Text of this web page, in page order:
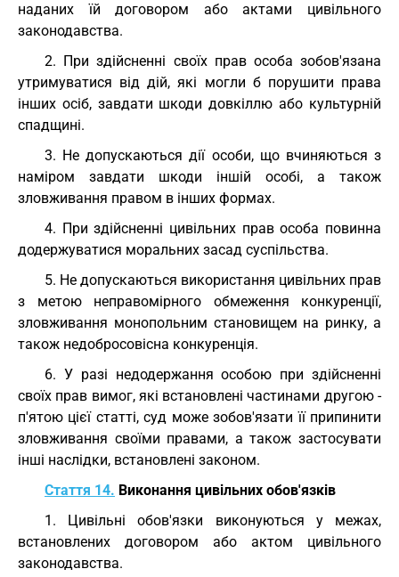
наданих їй договором або актами цивільного
законодавства.
2. При здійсненні своїх прав особа зобов'язана
утримуватися від дій, які могли б порушити права
інших осіб, завдати шкоди довкіллю або культурній
спадщині.
3. Не допускаються дії особи, що вчиняються з
наміром завдати шкоди іншій особі, а також
зловживання правом в інших формах.
4. При здійсненні цивільних прав особа повинна
додержуватися моральних засад суспільства.
5. Не допускаються використання цивільних прав
з метою неправомірного обмеження конкуренції,
зловживання монопольним становищем на ринку, а
також недобросовісна конкуренція.
6. У разі недодержання особою при здійсненні
своїх прав вимог, які встановлені частинами другою -
п'ятою цієї статті, суд може зобов'язати її припинити
зловживання своїми правами, а також застосувати
інші наслідки, встановлені законом.
Стаття 14. Виконання цивільних обов'язків
1. Цивільні обов'язки виконуються у межах,
встановлених договором або актом цивільного
законодавства.